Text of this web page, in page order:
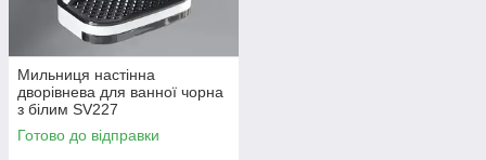
Мильниця настінна
дворівнева для ванної чорна
з білим SV227
Готово до відправки